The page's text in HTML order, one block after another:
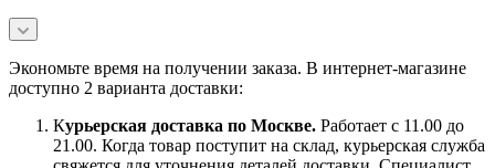
Экономьте время на получении заказа. В интернет-магазине
доступно 2 варианта доставки:
Курьерская доставка по Москве. Работает с 11.00 до
21.00. Когда товар поступит на склад, курьерская служба